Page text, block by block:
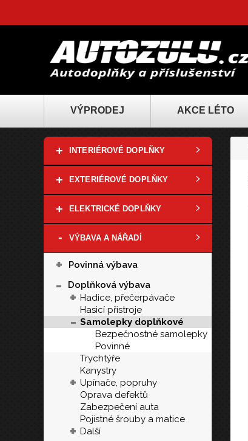
VÝPRODEJ AKCE LÉTO
+ INTERIÉROVÉ DOPLŇKY
+ EXTERIÉROVÉ DOPLŇKY
+ ELEKTRICKÉ DOPLŇKY
- VÝBAVA A NÁŘADÍ
+ Povinná výbava
- Doplňková výbava
+ Hadice, přečerpávače
Hasicí přístroje
- Samolepky doplňkové
Bezpečnostné samolepky
Povinné
Trychtýře
Kanystry
+ Upínače, popruhy
Oprava defektů
Zabezpečení auta
Pojistné šrouby a matice
+ Další